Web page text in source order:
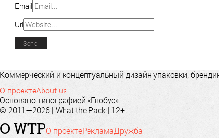
Email
Url
Коммерческий и концептуальный дизайн упаковки,
О проектеAbout us
Основано типографией «Глобус»
© 2011—2026 | What the Pack | 12+
О WTPО проектеРекламаДружба